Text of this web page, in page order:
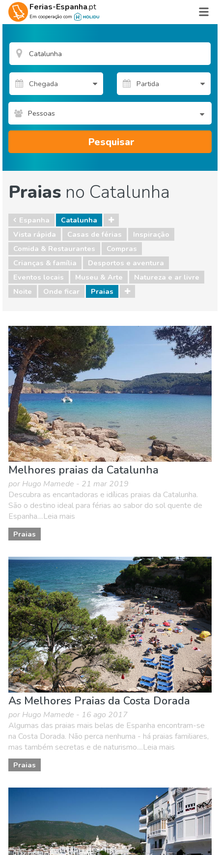
Ferias-Espanha.pt
Em cooperação com
Pessoas
Pesquisar
Praias no Catalunha
Espanha
Catalunha
Vista rápida
Casas de férias
Inspiração
Comida & Restaurantes
Compras
Crianças & família
Desportos e aventura
Eventos locais
Museu & Arte
Natureza e ar livre
Noite
Onde ficar Praias
Comida & Restaurantes
Compras
Crianças & família
Desportos e aventura
Eventos locais
Museu & Arte
Natureza e ar livre
Noite
Onde ficar Praias
Melhores praias da Catalunha
por Hugo Mamede - 21 mar 2019
Descubra as encantadoras e idílicas praias da Catalunha.
São o destino ideal para férias ao sabor do sol quente de
Espanha....Leia mais
Praias
As Melhores Praias da Costa Dorada
por Hugo Mamede - 16 ago 2017
Algumas das praias mais belas de Espanha encontram-se
na Costa Dorada. Não perca nenhuma - há praias familiares,
mas também secretas e de naturismo....Leia mais
Praias